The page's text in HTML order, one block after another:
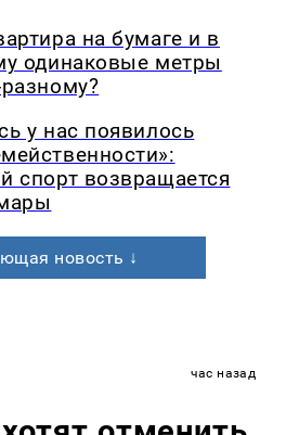
на бумаге и в
одинаковые метры
у нас появилось
спорт возвращается
новость ↓
час назад